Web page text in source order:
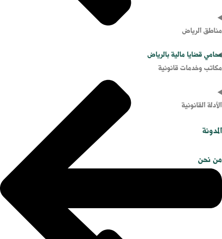
محامي قضايا مالية بالرياض
مناطق الرياض
مكاتب وخدمات قانونية
الأدلة القانونية
المدونة
من نحن